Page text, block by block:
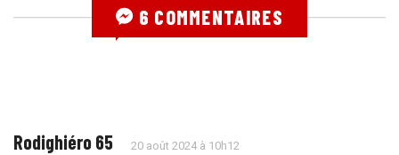
6 COMMENTAIRES
Rodighiéro 65 20 août 2024 à 10h12